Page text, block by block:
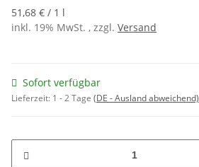
51,68 € / 1 l
inkl. 19% MwSt. , zzgl. Versand
Sofort verfügbar
Lieferzeit: 1 - 2 Tage (DE - Ausland abweichend)